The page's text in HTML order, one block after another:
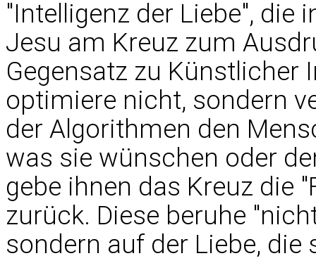
"Intelligenz der Liebe", die
Jesu am Kreuz zum
Gegensatz zu Künstlicher
optimiere nicht, sondern
der Algorithmen den
was sie wünschen oder
gebe ihnen das Kreuz die
zurück. Diese beruhe
sondern auf der Liebe,